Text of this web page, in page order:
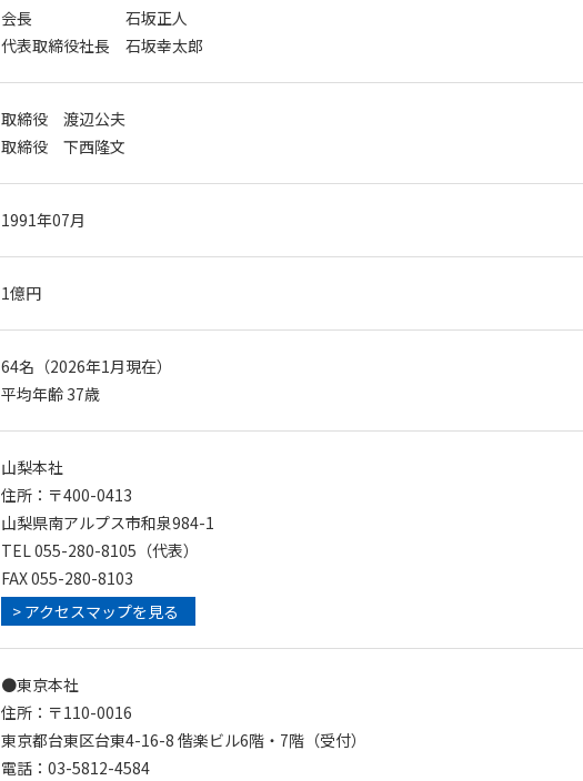
会長 石坂正人
代表取締役社長 石坂幸太郎
取締役 渡辺公夫
取締役 下西隆文
1991年07月
1億円
64名（2026年1月現在）
平均年齢 37歳
山梨本社
住所：〒400-0413
山梨県南アルプス市和泉984-1
TEL 055-280-8105（代表）
FAX 055-280-8103
> アクセスマップを見る
●東京本社
住所：〒110-0016
東京都台東区台東4-16-8 偕楽ビル6階・7階（受付）
電話：03-5812-4584